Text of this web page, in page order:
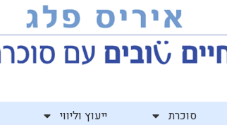
סוכרת ייעוץ וליווי